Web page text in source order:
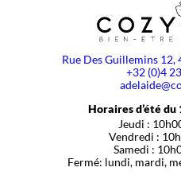
Rue Des Guillemins 12,
+32 (0)4
Horaires d’été
Jeudi :
Vendredi :
Samedi :
Fermé: lundi, mardi,